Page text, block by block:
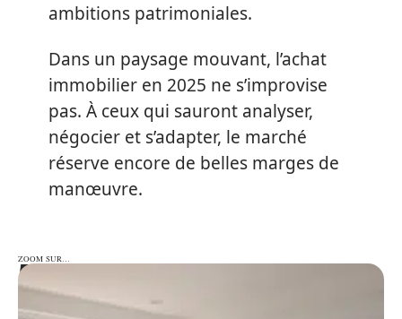
ambitions patrimoniales.
Dans un paysage mouvant, l’achat
immobilier en 2025 ne s’improvise
pas. À ceux qui sauront analyser,
négocier et s’adapter, le marché
réserve encore de belles marges de
manœuvre.
ZOOM SUR…
ZOOM SUR…